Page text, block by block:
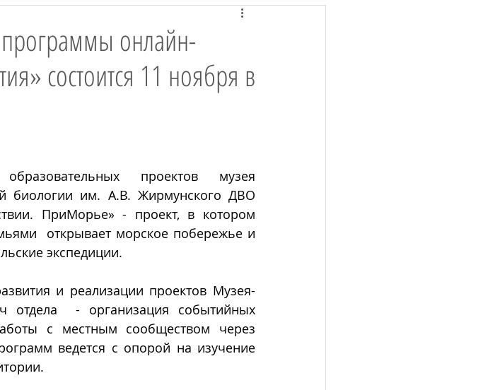
онлайн-
состоится 11 ноября в
образовательных проектов музея
биологии им. А.В. Жирмунского ДВО
ПриМорье» - проект, в котором
открывает морское побережье и
экспедиции.
и реализации проектов Музея-
отдела  - организация событийных
с местным сообществом через
ведется с опорой на изучение